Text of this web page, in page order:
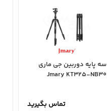
سه پایه دوربین جی ماری
Jmary KT325-NB30
تماس بگیرید